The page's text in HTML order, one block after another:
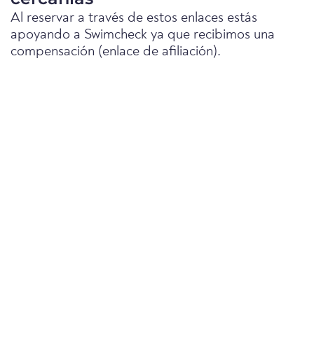
Al reservar a través de estos enlaces estás
apoyando a Swimcheck ya que recibimos una
compensación (enlace de afiliación).